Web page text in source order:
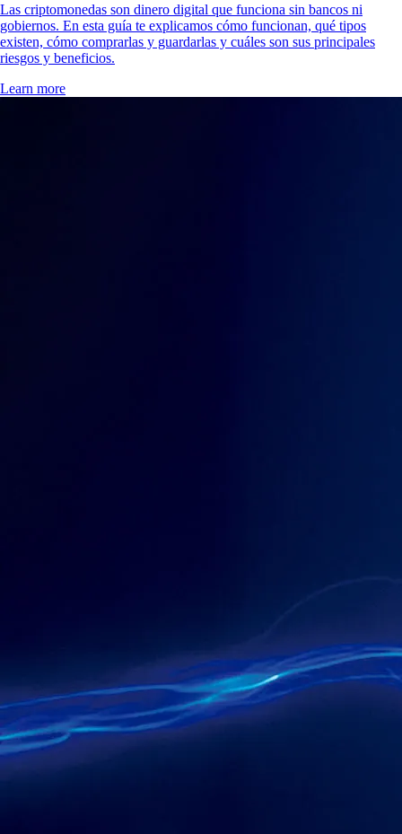
Las criptomonedas son dinero digital que funciona sin bancos ni
gobiernos. En esta guía te explicamos cómo funcionan, qué tipos
existen, cómo comprarlas y guardarlas y cuáles son sus principales
riesgos y beneficios.
Learn more